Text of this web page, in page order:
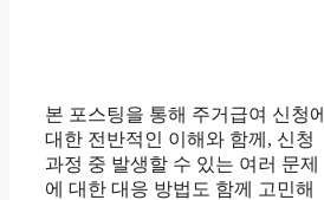
본 포스팅을 통해 주거급여 신청에
대한 전반적인 이해와 함께, 신청
과정 중 발생할 수 있는 여러 문제
에 대한 대응 방법도 함께 고민해